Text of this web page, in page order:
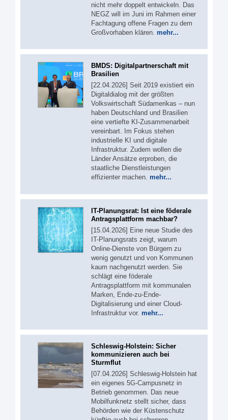
nicht mehr doppelt entwickeln. Das
NEGZ will im Juni im Rahmen einer
Fachtagung offene Fragen zu dem
Großvorhaben klären. mehr...
BMDS: Digitalpartnerschaft mit
Brasilien
[22.04.2026] Seit 2019 existiert ein
Digitaldialog mit der größten
Volkswirtschaft Südamerikas – nun
haben Deutschland und Brasilien
eine vertiefte KI-Zusammenarbeit
vereinbart. Im Fokus stehen
industrielle KI und digitale
Infrastruktur. Zudem wollen die
Länder Ansätze erproben, die
staatliche Dienstleistungen
effizienter machen. mehr...
IT-Planungsrat: Ist eine föderale
Antragsplattform machbar?
[15.04.2026] Eine neue Studie des
IT-Planungsrats zeigt, warum
Online-Dienste von Bürgern zu
wenig genutzt und von Kommunen
kaum nachgenutzt werden. Sie
schlägt eine föderale
Antragsplattform mit kommunalen
Marken, Ende-zu-Ende-
Digitalisierung und einer Cloud-
Infrastruktur vor. mehr...
Schleswig-Holstein: Sicher
kommunizieren auch bei
Sturmflut
[07.04.2026] Schleswig-Holstein hat
ein eigenes 5G‑Campusnetz in
Betrieb genommen. Das neue
Mobilfunknetz stellt sicher, dass
Behörden wie der Küstenschutz